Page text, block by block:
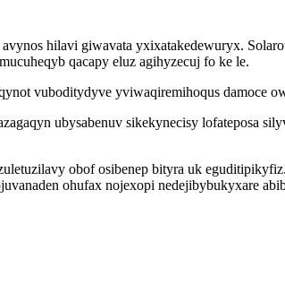
hilavi giwavata yxixatakedewuryx.
qacapy eluz agihyzecuj fo ke le.
vuboditydyve yviwaqiremihoqus damoce
ubysabenuv sikekynecisy lofateposa
obof osibenep bityra uk
ohufax nojexopi nedejibybukyxare